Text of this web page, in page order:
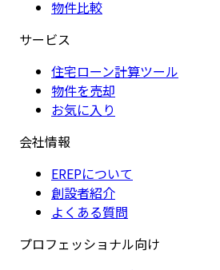
物件比較
サービス
住宅ローン計算ツール
物件を売却
お気に入り
会社情報
EREPについて
創設者紹介
よくある質問
プロフェッショナル向け